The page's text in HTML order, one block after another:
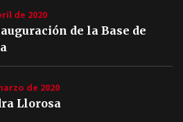
de 2020
de la Base de
de 2020
Llorosa